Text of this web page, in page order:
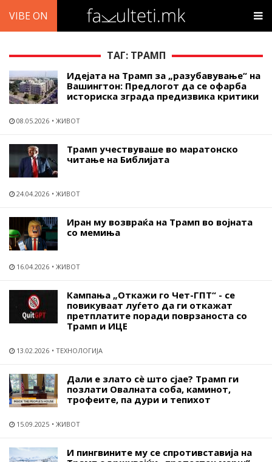
VIBE ON
ТАГ: ТРАМП
Идејата на Трамп за „разубавување“ на
Вашингтон: Предлогот да се офарба
историска зграда предизвика критики
08.05.2026 ЖИВОТ
Трамп учествуваше во маратонско
читање на Библијата
24.04.2026 ЖИВОТ
Иран му возвраќа на Трамп во војната
со мемиња
16.04.2026 ЖИВОТ
Кампања „Откажи го Чет-ГПТ“ - се
повикуваат луѓето да ги откажат
претплатите поради поврзаноста со
Трамп и ИЦЕ
13.02.2026 ТЕХНОЛОГИЈА
Дали е злато сѐ што сјае? Трамп ги
позлати Овалната соба, каминот,
трофеите, па дури и тепихот
15.09.2025 ЖИВОТ
И пингвините му се спротивставија на